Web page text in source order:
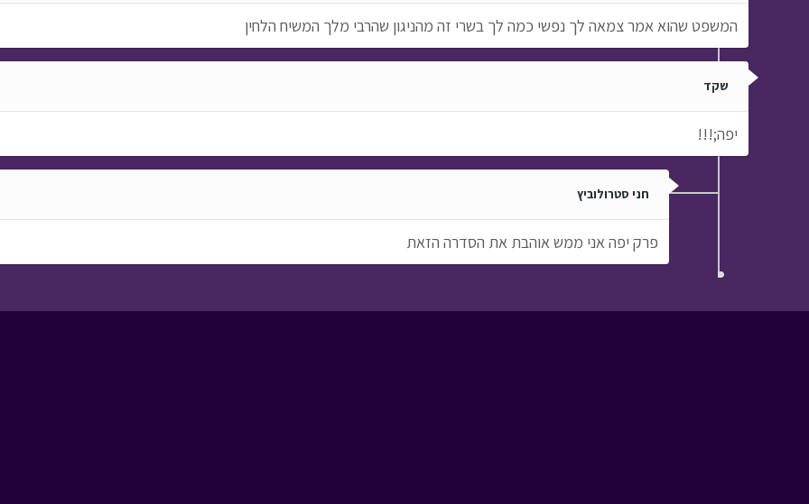
המשפט שהוא אמר צמאה לך נפשי כמה לך בשרי זה מהניגון שהרבי מלך המשיח הלחין
שקד
יפה;!!!
חני סטרולוביץ
פרק יפה אני ממש אוהבת את הסדרה הזאת